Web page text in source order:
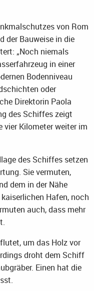
von Rom
der Bauweise in die
„Noch niemals
in einer
Bodenniveau
oder
Direktorin Paola
des Schiffes zeigt
vier Kilometer weiter im
des Schiffes setzen
Sie vermuten,
dem in der Nähe
Hafen, noch
auch, dass mehr
um das Holz vor
droht dem Schiff
Einen hat die